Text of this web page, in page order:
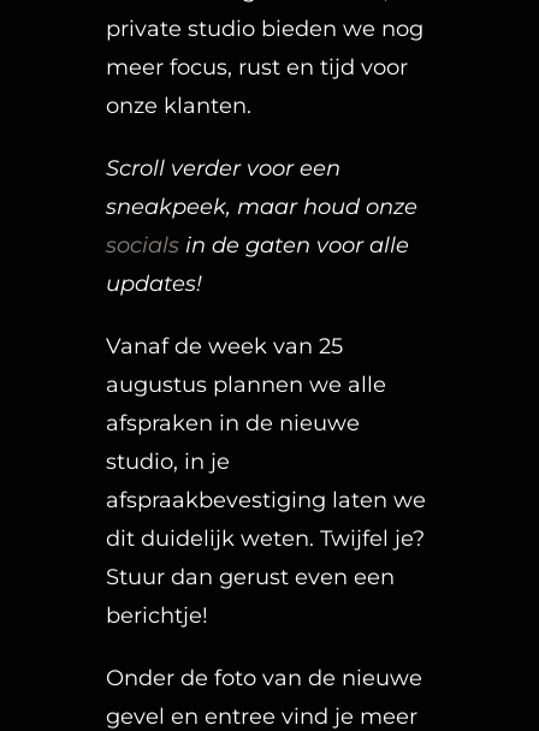
private studio bieden we nog
meer focus, rust en tijd voor
onze klanten.
Scroll verder voor een
sneakpeek, maar houd onze
socials in de gaten voor alle
updates!
Vanaf de week van 25
augustus plannen we alle
afspraken in de nieuwe
studio, in je
afspraakbevestiging laten we
dit duidelijk weten. Twijfel je?
Stuur dan gerust even een
berichtje!
Onder de foto van de nieuwe
gevel en entree vind je meer